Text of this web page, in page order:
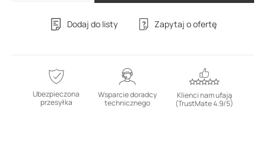
Dodaj do listy Zapytaj o ofertę
Ubezpieczona
przesyłka
Wsparcie doradcy
technicznego
Klienci nam ufają
(TrustMate 4.9/5)